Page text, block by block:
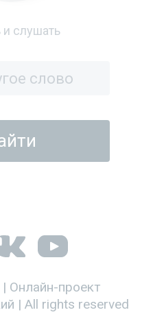
и слушать
Онлайн-проект
| All rights reserved